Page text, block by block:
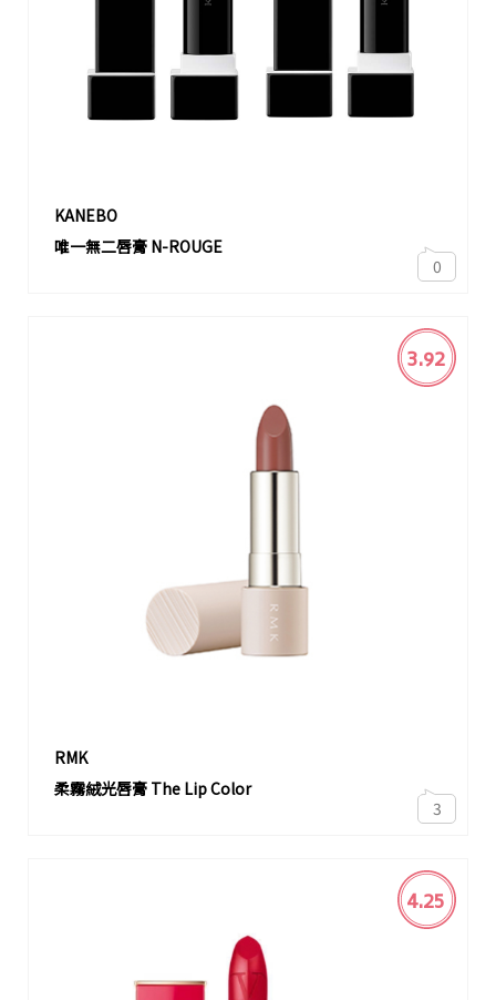
KANEBO
唯一無二唇膏 N-ROUGE
0
RMK
柔霧絨光唇膏 The Lip Color
3.92
3
4.25